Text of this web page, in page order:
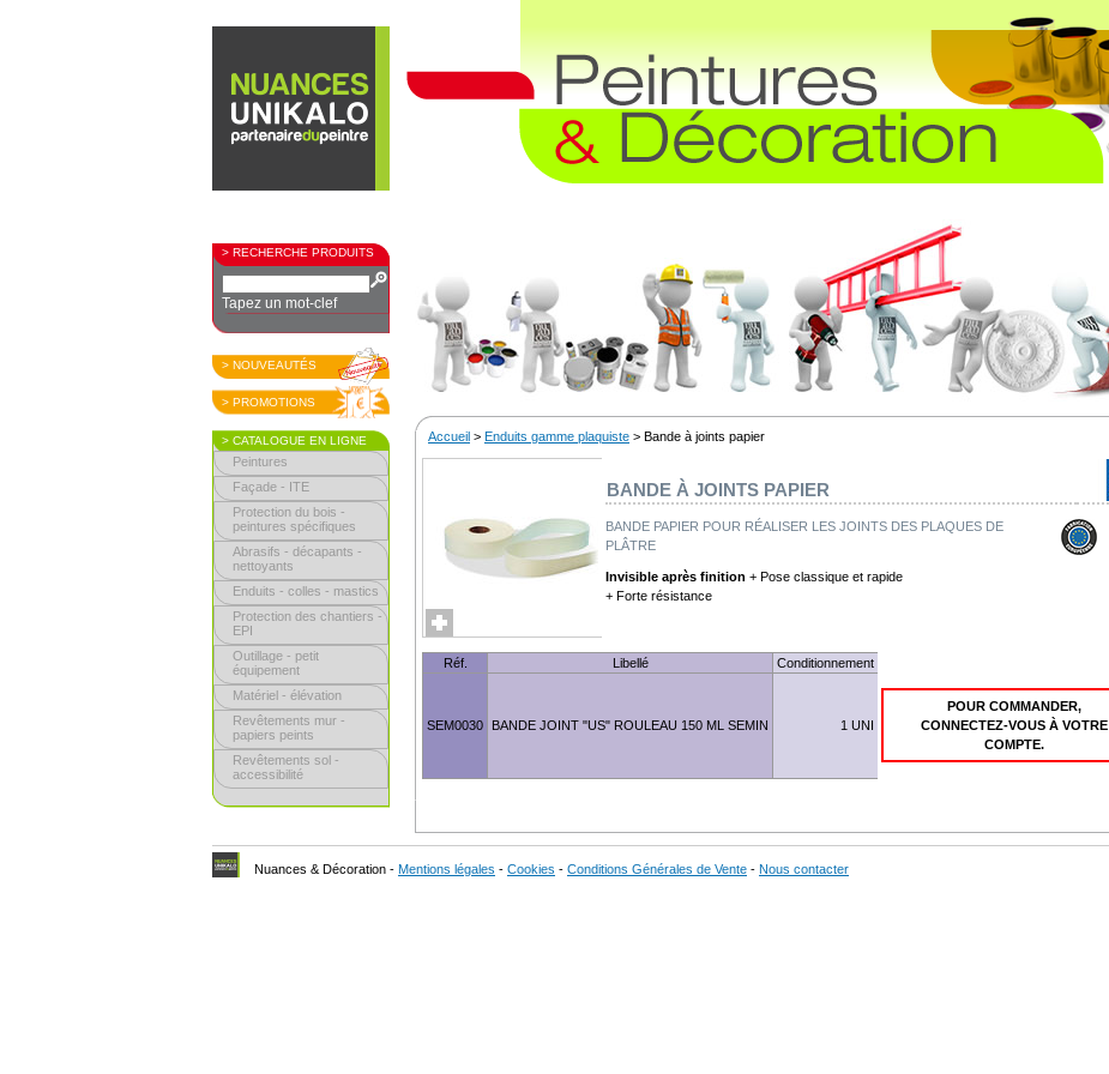
> RECHERCHE PRODUITS
Tapez un mot-clef
> NOUVEAUTÉS
> PROMOTIONS
> CATALOGUE EN LIGNE
Peintures
Façade - ITE
Protection du bois -
peintures spécifiques
Abrasifs - décapants -
nettoyants
Enduits - colles - mastics
Protection des chantiers -
EPI
Outillage - petit
équipement
Matériel - élévation
Revêtements mur -
papiers peints
Revêtements sol -
accessibilité
Accueil > Enduits gamme plaquiste > Bande à joints papier
BANDE À JOINTS PAPIER
BANDE PAPIER POUR RÉALISER LES JOINTS DES PLAQUES DE
PLÂTRE
Invisible après finition + Pose classique et rapide
+ Forte résistance
Réf. Libellé Conditionnement
SEM0030 BANDE JOINT "US" ROULEAU 150 ML SEMIN 1 UNI
POUR COMMANDER,
CONNECTEZ-VOUS À VOTRE
COMPTE.
Nuances & Décoration - Mentions légales - Cookies - Conditions Générales de Vente - Nous contacter